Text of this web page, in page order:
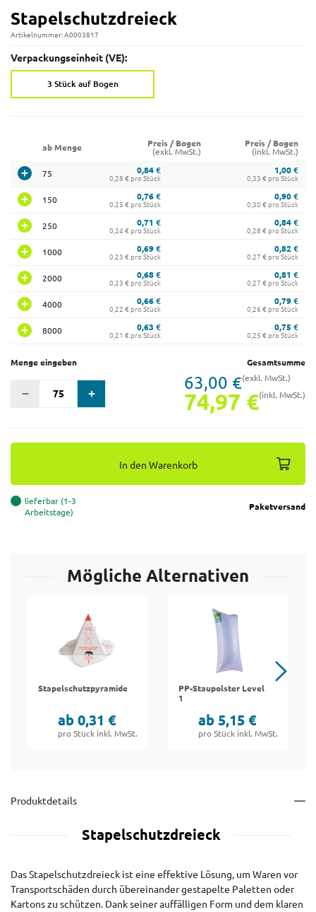
Stapelschutzdreieck
Artikelnummer: A0003817
Verpackungseinheit (VE):
3 Stück auf Bogen
ab Menge
Preis / Bogen
(exkl. MwSt.)
Preis / Bogen
(inkl. MwSt.)
75 0,84 €
0,28 € pro Stück
1,00 €
0,33 € pro Stück
150 0,76 €
0,25 € pro Stück
0,90 €
0,30 € pro Stück
250 0,71 €
0,24 € pro Stück
0,84 €
0,28 € pro Stück
1000 0,69 €
0,23 € pro Stück
0,82 €
0,27 € pro Stück
2000 0,68 €
0,23 € pro Stück
0,81 €
0,27 € pro Stück
4000 0,66 €
0,22 € pro Stück
0,79 €
0,26 € pro Stück
8000 0,63 €
0,21 € pro Stück
0,75 €
0,25 € pro Stück
Menge eingeben Gesamtsumme
63,00 €(exkl. MwSt.)
74,97 €(inkl. MwSt.)
In den Warenkorb
lieferbar (1-3
Arbeitstage)
Paketversand
Mögliche Alternativen
Stapelschutzpyramide
ab 0,31 €
pro Stück inkl. MwSt.
PP-Staupolster Level
1
ab 5,15 €
pro Stück inkl. MwSt.
Produktdetails
Stapelschutzdreieck
Das Stapelschutzdreieck ist eine effektive Lösung, um Waren vor
Transportschäden durch übereinander gestapelte Paletten oder
Kartons zu schützen. Dank seiner auffälligen Form und dem klaren